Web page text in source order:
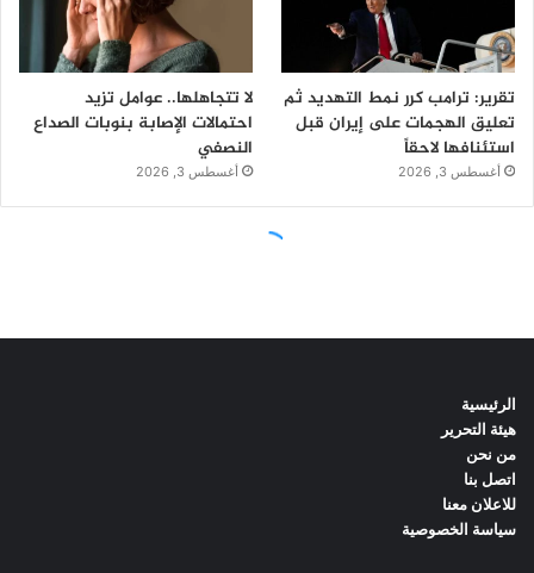
الرئيسية
هيئة التحرير
من نحن
اتصل بنا
للاعلان معنا
سياسة الخصوصية